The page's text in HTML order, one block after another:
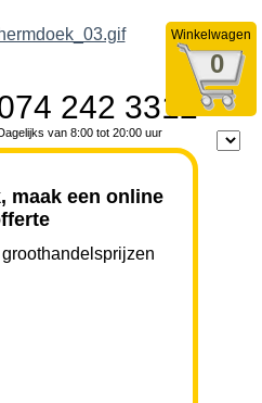
Winkelwagen
0
242 3312
van 8:00 tot 20:00 uur
maak een online